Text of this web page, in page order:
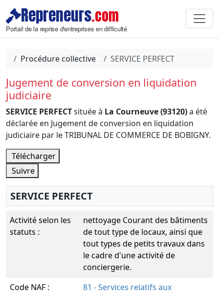
Repreneurs.com
Portail de la reprise d'entreprises en difficulté
Procédure collective SERVICE PERFECT
Jugement de conversion en liquidation
judiciaire
SERVICE PERFECTsituée à La Courneuve (93120)a été
déclarée en Jugement de conversion en liquidation
judiciaire par le TRIBUNAL DE COMMERCE DE BOBIGNY.
Télécharger
Suivre
SERVICE PERFECT
Activité selon les
statuts :
nettoyage Courant des bâtiments
de tout type de locaux, ainsi que
tout types de petits travaux dans
le cadre d'une activité de
conciergerie.
Code NAF :
81 - Services relatifs aux